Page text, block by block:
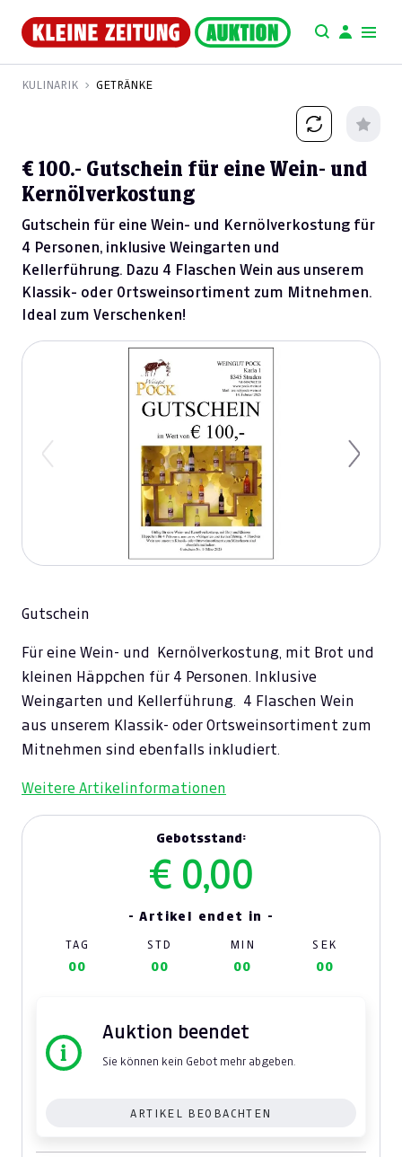
KULINARIK GETRÄNKE
€ 100.- Gutschein für eine Wein- und
Kernölverkostung
Gutschein für eine Wein- und Kernölverkostung für
4 Personen, inklusive Weingarten und
Kellerführung. Dazu 4 Flaschen Wein aus unserem
Klassik- oder Ortsweinsortiment zum Mitnehmen.
Ideal zum Verschenken!
Previous Next
Gutschein
Für eine Wein- und Kernölverkostung, mit Brot und
kleinen Häppchen für 4 Personen. Inklusive
Weingarten und Kellerführung. 4 Flaschen Wein
aus unserem Klassik- oder Ortsweinsortiment zum
Mitnehmen sind ebenfalls inkludiert.
Weitere Artikelinformationen
Gebotsstand:
€ 0,00
- Artikel endet in -
TAG STD MIN SEK
00 00 00 00
Auktion beendet
Sie können kein Gebot mehr abgeben.
ARTIKEL BEOBACHTEN